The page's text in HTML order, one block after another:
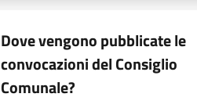
Dove vengono pubblicate le
convocazioni del Consiglio
Comunale?